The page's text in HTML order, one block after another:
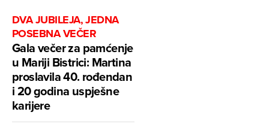
DVA JUBILEJA, JEDNA
POSEBNA VEČER
Gala večer za pamćenje
u Mariji Bistrici: Martina
proslavila 40. rođendan
i 20 godina uspješne
karijere